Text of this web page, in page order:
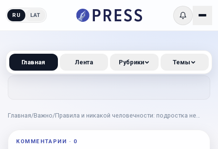
RU LAT
Главная/Важно/Правила и никакой человечности: подростка не
КОММЕНТАРИИ · 0
Главная Лента Рубрики Темы